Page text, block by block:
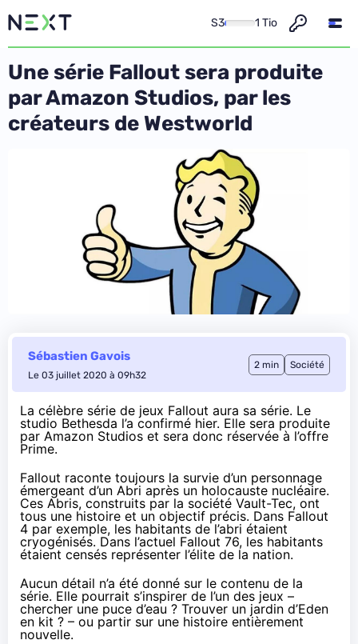
S3 1 Tio
Une série Fallout sera produite
par Amazon Studios, par les
créateurs de Westworld
Sébastien Gavois
Le 03 juillet 2020 à 09h32
2 min Société
La célèbre série de jeux Fallout aura sa série. Le
studio Bethesda l’a confirmé hier. Elle sera produite
par Amazon Studios et sera donc réservée à l’offre
Prime.
Fallout raconte toujours la survie d’un personnage
émergeant d’un Abri après un holocauste nucléaire.
Ces Abris, construits par la société Vault-Tec, ont
tous une histoire et un objectif précis. Dans Fallout
4 par exemple, les habitants de l’abri étaient
cryogénisés. Dans l’actuel Fallout 76, les habitants
étaient censés représenter l’élite de la nation.
Aucun détail n’a été donné sur le contenu de la
série. Elle pourrait s’inspirer de l’un des jeux –
chercher une puce d’eau ? Trouver un jardin d’Eden
en kit ? – ou partir sur une histoire entièrement
nouvelle.